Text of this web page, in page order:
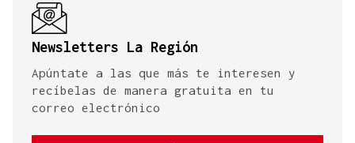
Newsletters La Región
Apúntate a las que más te interesen y
recíbelas de manera gratuita en tu
correo electrónico